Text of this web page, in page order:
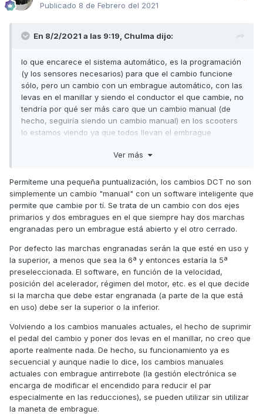
Publicado 8 de Febrero del 2021
En 8/2/2021 a las 9:19, Chulma dijo:
lo que encarece el sistema automático, es la programación
(y los sensores necesarios) para que el cambio funcione
sólo, pero un cambio con un embrague automático, con las
levas en el manillar y siendo el conductor el que cambie, no
tendría por qué ser más caro que un cambio manual (de
hecho, seguiría siendo un cambio manual) en los scooters
lo estamos viendo ya que todos llevan el embrague
manual YA permiten cambiar sin tocar el embrague
Ver más
Permíteme una pequeña puntualización, los cambios DCT no son
simplemente un cambio "manual" con un software inteligente que
permite que cambie por tí. Se trata de un cambio con dos ejes
primarios y dos embragues en el que siempre hay dos marchas
engranadas pero un embrague está abierto y el otro cerrado.
Por defecto las marchas engranadas serán la que esté en uso y
la superior, a menos que sea la 6ª y entonces estaría la 5ª
preseleccionada. El software, en función de la velocidad,
posición del acelerador, régimen del motor, etc. es el que decide
si la marcha que debe estar engranada (a parte de la que está
en uso) debe ser la superior o la inferior.
Volviendo a los cambios manuales actuales, el hecho de suprimir
el pedal del cambio y poner dos levas en el manillar, no creo que
aporte realmente nada. De hecho, su funcionamiento ya es
secuencial y aunque nadie lo dice, los cambios manuales
actuales con embrague antirrebote (la gestión electrónica se
encarga de modificar el encendido para reducir el par
especialmente en las reducciones), se pueden utilizar sin utilizar
la maneta de embrague.